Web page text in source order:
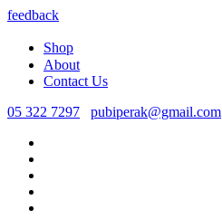
feedback
Shop
About
Contact Us
05 322 7297
pubiperak@gmail.com